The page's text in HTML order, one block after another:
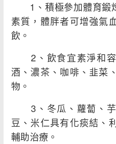
1、積極參加體育鍛
素質，體胖者可增強氣
飲。
2、飲食宜素淨和容
酒、濃茶、咖啡、韭菜
物。
3、冬瓜、蘿蔔、芋
豆、米仁具有化痰結、
輔助治療。